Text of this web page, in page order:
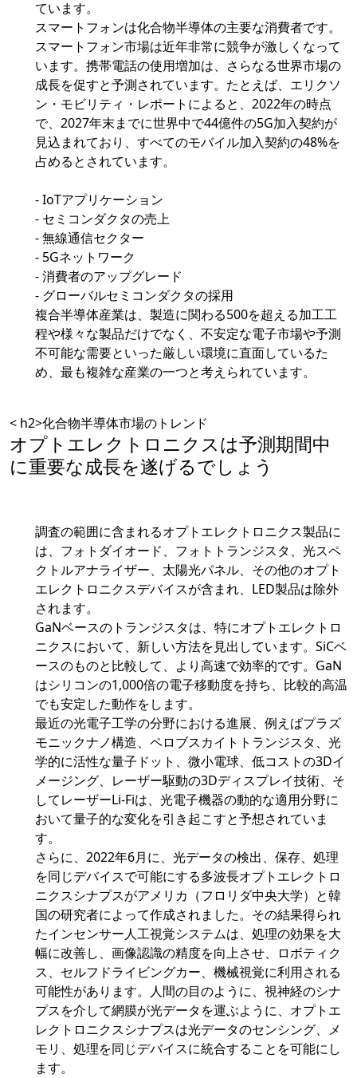
ています。
スマートフォンは化合物半導体の主要な消費者です。
スマートフォン市場は近年非常に競争が激しくなって
います。携帯電話の使用増加は、さらなる世界市場の
成長を促すと予測されています。たとえば、エリクソ
ン・モビリティ・レポートによると、2022年の時点
で、2027年末までに世界中で44億件の5G加入契約が
見込まれており、すべてのモバイル加入契約の48%を
占めるとされています。
- IoTアプリケーション
- セミコンダクタの売上
- 無線通信セクター
- 5Gネットワーク
- 消費者のアップグレード
- グローバルセミコンダクタの採用
複合半導体産業は、製造に関わる500を超える加工工
程や様々な製品だけでなく、不安定な電子市場や予測
不可能な需要といった厳しい環境に直面しているた
め、最も複雑な産業の一つと考えられています。
< h2>化合物半導体市場のトレンド
オプトエレクトロニクスは予測期間中
に重要な成長を遂げるでしょう
調査の範囲に含まれるオプトエレクトロニクス製品に
は、フォトダイオード、フォトトランジスタ、光スペ
クトルアナライザー、太陽光パネル、その他のオプト
エレクトロニクスデバイスが含まれ、LED製品は除外
されます。
GaNベースのトランジスタは、特にオプトエレクトロ
ニクスにおいて、新しい方法を見出しています。SiCベ
ースのものと比較して、より高速で効率的です。GaN
はシリコンの1,000倍の電子移動度を持ち、比較的高温
でも安定した動作をします。
最近の光電子工学の分野における進展、例えばプラズ
モニックナノ構造、ペロブスカイトトランジスタ、光
学的に活性な量子ドット、微小電球、低コストの3Dイ
メージング、レーザー駆動の3Dディスプレイ技術、そ
してレーザーLi-Fiは、光電子機器の動的な適用分野に
おいて量子的な変化を引き起こすと予想されていま
す。
さらに、2022年6月に、光データの検出、保存、処理
を同じデバイスで可能にする多波長オプトエレクトロ
ニクスシナプスがアメリカ（フロリダ中央大学）と韓
国の研究者によって作成されました。その結果得られ
たインセンサー人工視覚システムは、処理の効果を大
幅に改善し、画像認識の精度を向上させ、ロボティク
ス、セルフドライビングカー、機械視覚に利用される
可能性があります。人間の目のように、視神経のシナ
プスを介して網膜が光データを運ぶように、オプトエ
レクトロニクスシナプスは光データのセンシング、メ
モリ、処理を同じデバイスに統合することを可能にし
ます。